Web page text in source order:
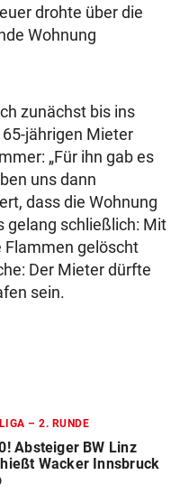
drohte über die
Wohnung
zunächst bis ins
jährigen Mieter
„Für ihn gab es
uns dann
dass die Wohnung
gelang schließlich: Mit
Flammen gelöscht
Der Mieter dürfte
sein.
– 2. RUNDE
Absteiger BW Linz
Wacker Innsbruck